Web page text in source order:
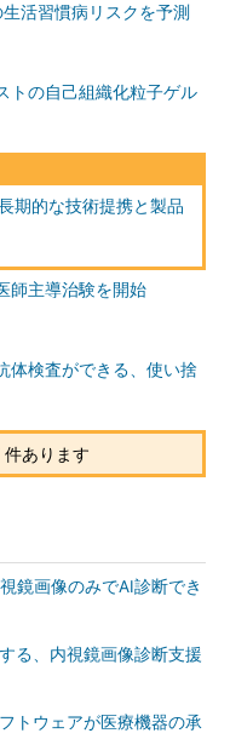
活習慣病リスクを予測
トの自己組織化粒子ゲル
期的な技術提携と製品
師主導治験を開始
体検査ができる、使い捨
あります
鏡画像のみでAI診断でき
る、内視鏡画像診断支援
トウェアが医療機器の承